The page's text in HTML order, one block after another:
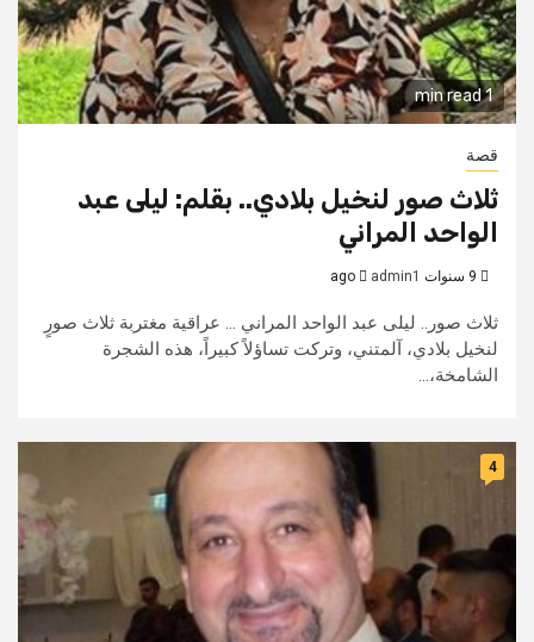
1 min read
قصة
ثلاث صور لنخيل بلادي.. بقلم: ليلى عبد
الواحد المراني
admin1
ثلاث صور.. ليلى عبد الواحد المراني ... عراقية مغتربة ثلاث صورٍ
لنخيل بلادي، آلمتني، وتركت تساؤلاً كبيراً، هذه الشجرة
الشامخة،...
4